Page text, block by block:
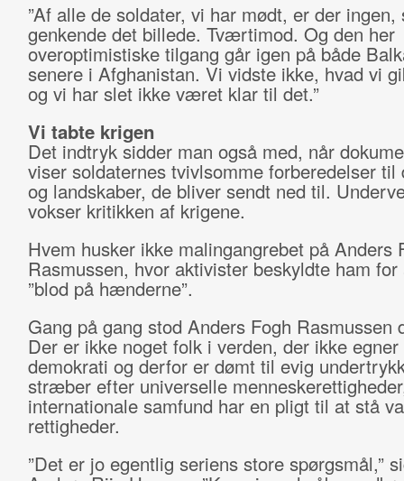
”Af alle de soldater, vi har mødt, er der ingen,
genkende det billede. Tværtimod. Og den her
overoptimistiske tilgang går igen på både
senere i Afghanistan. Vi vidste ikke, hvad vi
og vi har slet ikke været klar til det.”
Vi tabte krigen
Det indtryk sidder man også med, når
viser soldaternes tvivlsomme forberedelser til
og landskaber, de bliver sendt ned til.
vokser kritikken af krigene.
Hvem husker ikke malingangrebet på Anders
Rasmussen, hvor aktivister beskyldte ham for
”blod på hænderne”.
Gang på gang stod Anders Fogh Rasmussen
Der er ikke noget folk i verden, der ikke
demokrati og derfor er dømt til evig
stræber efter universelle
internationale samfund har en pligt til at stå
rettigheder.
”Det er jo egentlig seriens store spørgsmål,”